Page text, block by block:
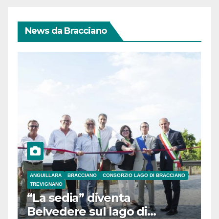
News da Bracciano
ANGUILLARA BRACCIANO
CONSORZIO LAGO DI BRACCIANO
TREVIGNANO
“La sedia” diventa
Belvedere sul lago di